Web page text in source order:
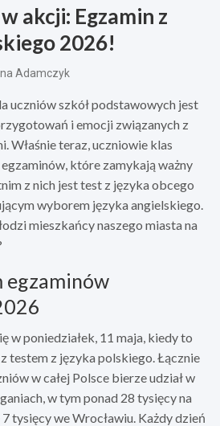
akcji: Egzamin z
2026!
Adamczyk
uczniów szkół podstawowych jest
i emocji związanych z
Właśnie teraz, uczniowie klas
które zamykają ważny
z nich jest test z języka obcego
wyborem języka angielskiego.
mieszkańcy naszego miasta na
egzaminów
w poniedziałek, 11 maja, kiedy to
testem z języka polskiego. Łącznie
w całej Polsce bierze udział w
w tym ponad 28 tysięcy na
tysięcy we Wrocławiu. Każdy dzień